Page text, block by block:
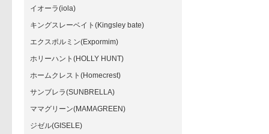
イオーラ(iola)
キングスレーベイト(Kingsley bate)
エクスポルミン(Expormim)
ホリーハント(HOLLY HUNT)
ホームクレスト(Homecrest)
サンブレラ(SUNBRELLA)
ママグリーン(MAMAGREEN)
ジゼル(GISELE)